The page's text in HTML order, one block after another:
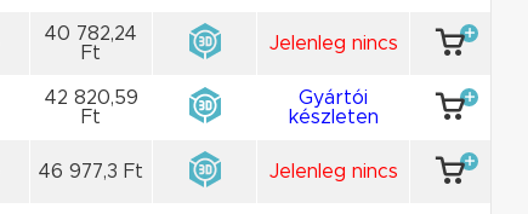
40 782,24
Ft
Jelenleg nincs
42 820,59
Ft
Gyártói
készleten
46 977,3 Ft Jelenleg nincs